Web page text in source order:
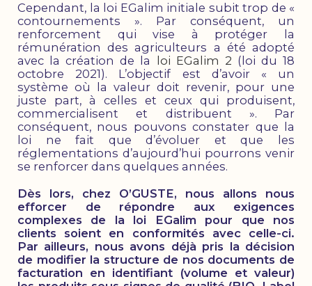
Cependant, la loi EGalim initiale subit trop de «
contournements ». Par conséquent, un
renforcement qui vise à protéger la
rémunération des agriculteurs a été adopté
avec la création de la
loi EGalim 2 (loi du 18
octobre 2021). L’objectif est d’avoir « un
système où la valeur doit revenir, pour une
juste part, à celles et ceux qui produisent,
commercialisent et distribuent ». Par
conséquent, nous pouvons constater que la
loi ne fait que d’évoluer et que les
réglementations d’aujourd’hui pourrons venir
se renforcer dans quelques années.
Dès lors, chez O’GUSTE, nous allons nous
efforcer de répondre aux exigences
complexes de la loi EGalim pour que nos
clients soient en conformités avec celle-ci.
Par ailleurs, nous avons déjà pris la décision
de modifier la structure de nos documents de
facturation en identifiant (volume et valeur)